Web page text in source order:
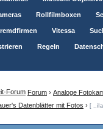
Rollfilmboxen
Vitessa
Regeln
Forum › Analoge
Datenblätter mit Fotos › [